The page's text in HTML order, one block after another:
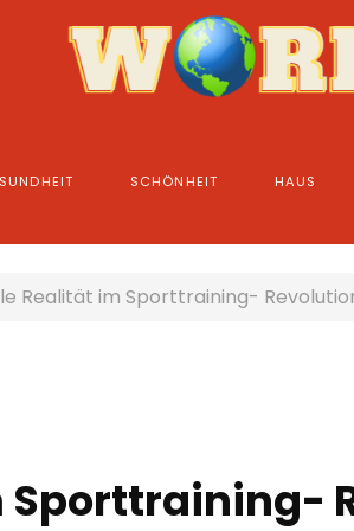
SCHÖNHEIT HAUS
Realität im Sporttraining-